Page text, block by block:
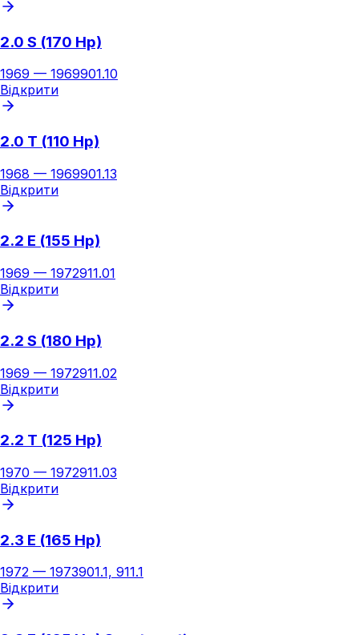
2.0 S (170 Hp)
1969 — 1969901.10
Відкрити
2.0 T (110 Hp)
1968 — 1969901.13
Відкрити
2.2 E (155 Hp)
1969 — 1972911.01
Відкрити
2.2 S (180 Hp)
1969 — 1972911.02
Відкрити
2.2 T (125 Hp)
1970 — 1972911.03
Відкрити
2.3 E (165 Hp)
1972 — 1973901.1, 911.1
Відкрити